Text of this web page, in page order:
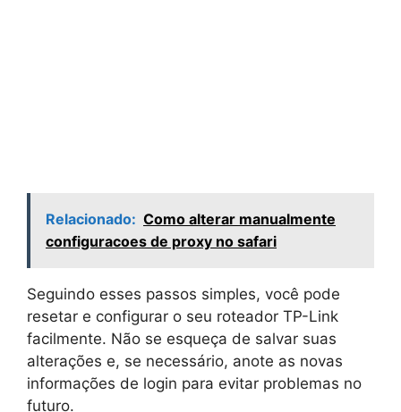
Relacionado: Como alterar manualmente
configuracoes de proxy no safari
Seguindo esses passos simples, você pode
resetar e configurar o seu roteador TP-Link
facilmente. Não se esqueça de salvar suas
alterações e, se necessário, anote as novas
informações de login para evitar problemas no
futuro.